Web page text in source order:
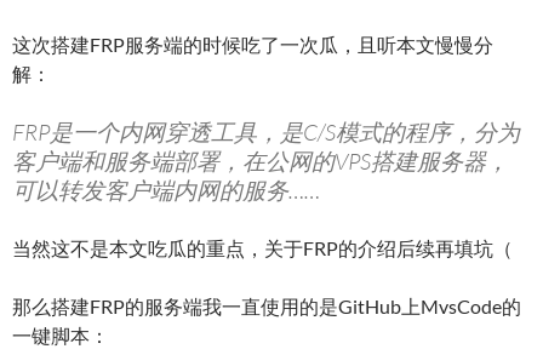
这次搭建FRP服务端的时候吃了一次瓜，且听本文慢慢分
解：
FRP是一个内网穿透工具，是C/S模式的程序，分为
客户端和服务端部署，在公网的VPS搭建服务器，
可以转发客户端内网的服务……
当然这不是本文吃瓜的重点，关于FRP的介绍后续再填坑（
那么搭建FRP的服务端我一直使用的是GitHub上MvsCode的
一键脚本：